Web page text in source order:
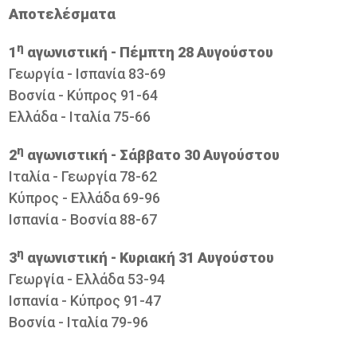
Aποτελέσματα
1 η αγωνιστική - Πέμπτη 28 Αυγούστου
Γεωργία - Ισπανία 83-69
Βοσνία - Κύπρος 91-64
Ελλάδα - Ιταλία 75-66
2η αγωνιστική - Σάββατο 30 Αυγούστου
Ιταλία - Γεωργία 78-62
Κύπρος - Ελλάδα 69-96
Ισπανία - Βoσνία 88-67
3η αγωνιστική - Κυριακή 31 Αυγούστου
Γεωργία - Ελλάδα 53-94
Ισπανία - Κύπρος 91-47
Βοσνία - Ιταλία 79-96